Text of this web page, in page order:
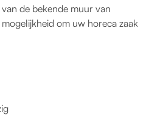
de bekende muur van
om uw horeca zaak